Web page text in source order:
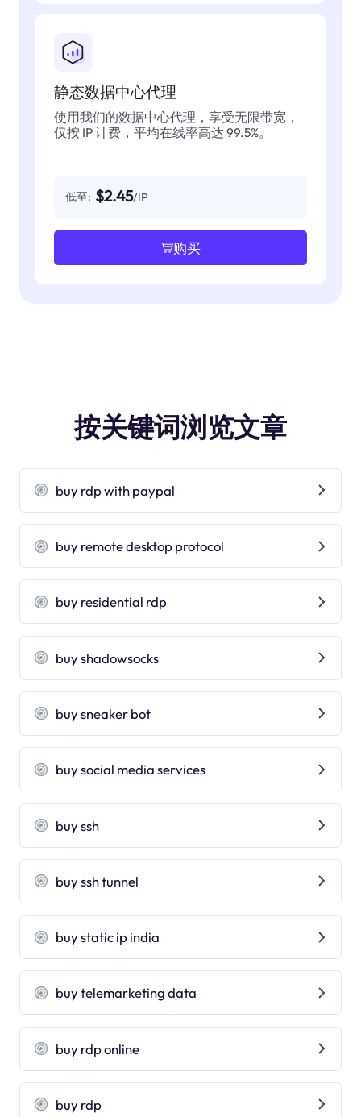
静态数据中心代理
使用我们的数据中心代理，享受无限带宽，
仅按 IP 计费，平均在线率高达 99.5%。
低至: $2.45/IP
购买
按关键词浏览文章
buy rdp with paypal
buy remote desktop protocol
buy residential rdp
buy shadowsocks
buy sneaker bot
buy social media services
buy ssh
buy ssh tunnel
buy static ip india
buy telemarketing data
buy rdp online
buy rdp